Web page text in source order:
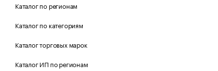
Каталог по регионам
Каталог по категориям
Каталог торговых марок
Каталог ИП по регионам